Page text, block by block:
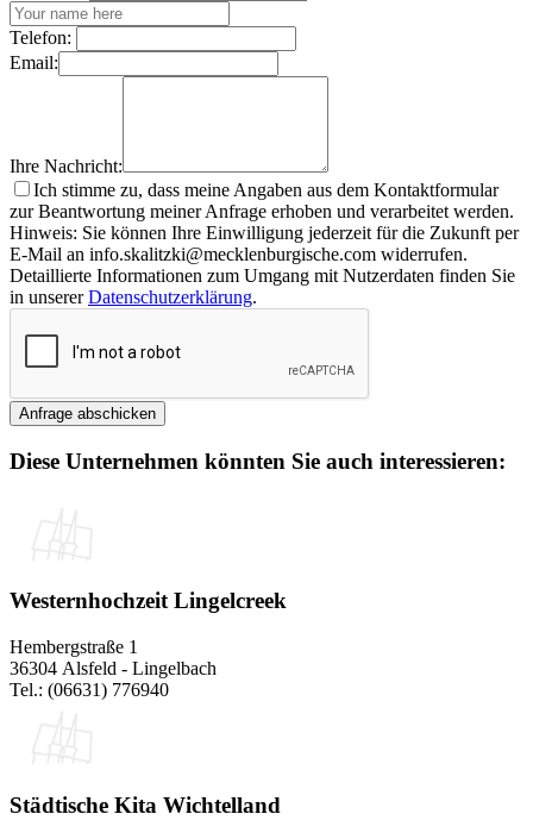
Telefon:
Email:
Ihre Nachricht:
Ich stimme zu, dass meine Angaben aus dem Kontaktformular
zur Beantwortung meiner Anfrage erhoben und verarbeitet werden.
Hinweis: Sie können Ihre Einwilligung jederzeit für die Zukunft per
E-Mail an info.skalitzki@mecklenburgische.com widerrufen.
Detaillierte Informationen zum Umgang mit Nutzerdaten finden Sie
in unsererDatenschutzerklärung.
Diese Unternehmen könnten Sie auch interessieren:
Westernhochzeit Lingelcreek
Hembergstraße 1
36304 Alsfeld - Lingelbach
Tel.: (06631) 776940
Städtische Kita Wichtelland